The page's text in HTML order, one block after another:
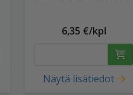
6,35 €/kpl
Näytä lisätiedot